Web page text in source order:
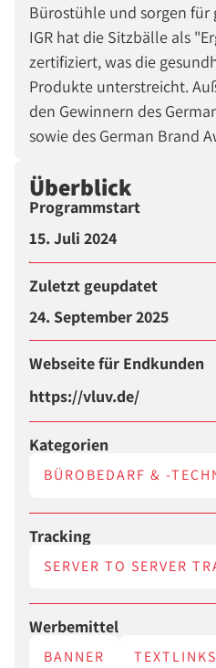
Bürostühle und sorgen für
IGR hat die Sitzbälle als
zertifiziert, was die
Produkte unterstreicht.
den Gewinnern des
sowie des German Brand
Überblick
Programmstart
15. Juli 2024
Zuletzt geupdatet
24. September 2025
Webseite für Endkunden
https://vluv.de/
Kategorien
BÜROBEDARF & -
Tracking
SERVER TO SERVER
Werbemittel
BANNER TEXTLINKS